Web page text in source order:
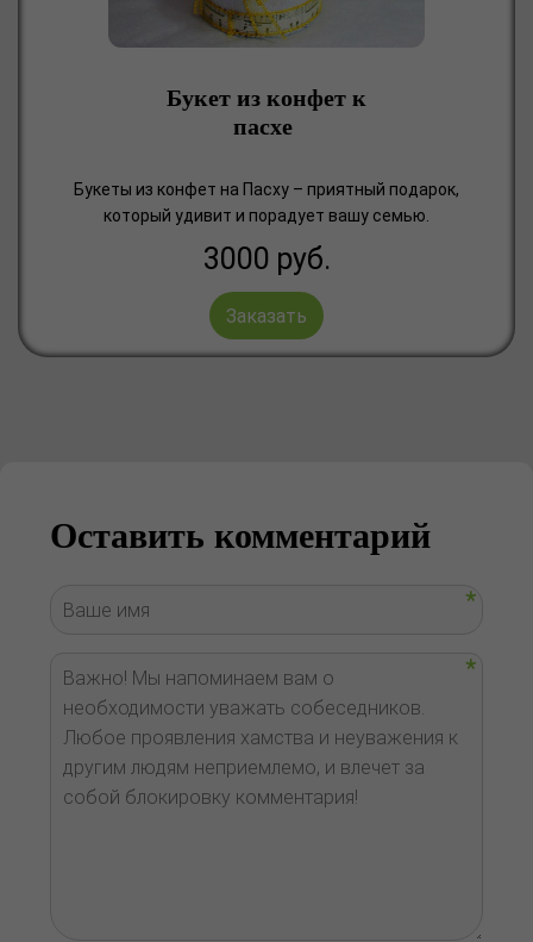
Букет из конфет к
пасхе
Букеты из конфет на Пасху – приятный подарок,
который удивит и порадует вашу семью.
3000 руб.
Заказать
Оставить комментарий